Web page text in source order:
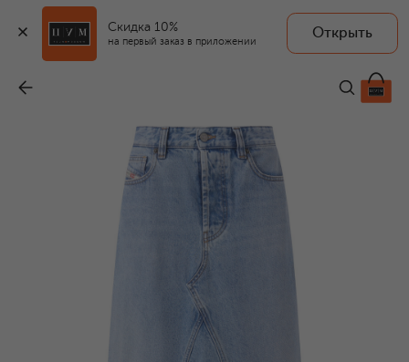
Скидка 10%
на первый заказ в приложении
Открыть
24 950 ₽